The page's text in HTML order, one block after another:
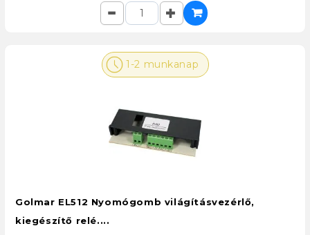
1-2 munkanap
Golmar EL512 Nyomógomb világításvezérlő,
kiegészítő relé....